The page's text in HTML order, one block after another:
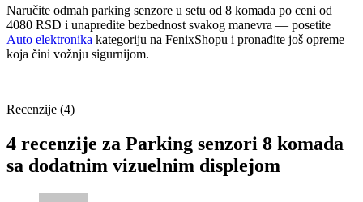
Naručite odmah parking senzore u setu od 8 komada po ceni od
4080 RSD i unapredite bezbednost svakog manevra — posetite
Auto elektronika kategoriju na FenixShopu i pronađite još opreme
koja čini vožnju sigurnijom.
Recenzije (4)
4 recenzije za Parking senzori 8 komada
sa dodatnim vizuelnim displejom